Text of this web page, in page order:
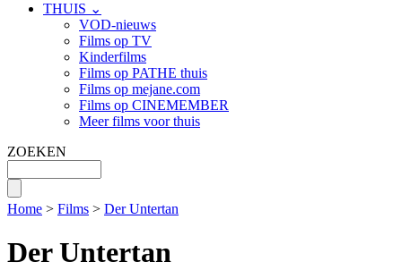
THUIS ⌄
VOD-nieuws
Films op TV
Kinderfilms
Films op PATHE thuis
Films op mejane.com
Films op CINEMEMBER
Meer films voor thuis
ZOEKEN
Home > Films > Der Untertan
Der Untertan